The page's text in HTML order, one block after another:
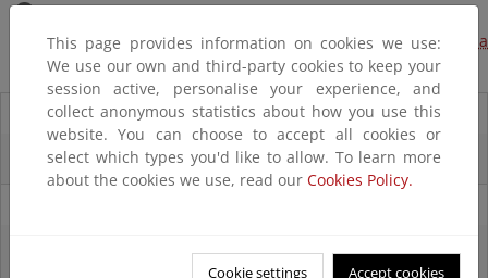
Restauración de sistemas dunares (977 KB)
El control de la salinidad y la lucha contra los efectos de la
desertificación en la cuenca mediterránea (165 KB)
07/08/2025
El censo de aves del Parque Nacional de las Tablas bate récords históricos
La reunión ministerial de OSPAR refuerza la acción conjunta para proteger
This page provides information on cookies we use:
We use our own and third-party cookies to keep your
session active, personalise your experience, and
collect anonymous statistics about how you use this
website. You can choose to accept all cookies or
select which types you'd like to allow. To learn more
about the cookies we use, read our Cookies Policy.
Cookie settings Accept cookies